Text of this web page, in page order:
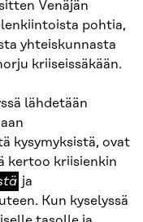
Venäjän
pohtia,
yhteiskunnasta
kriiseissäkään.
lähdetään
kysymyksistä, ovat
kertoo kriisienkin
ja
Kun kyselyssä